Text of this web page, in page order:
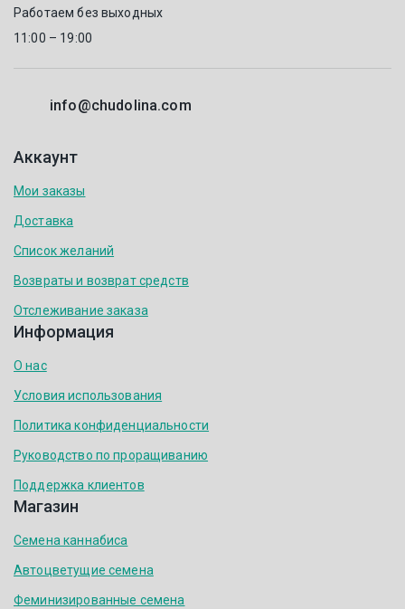
Работаем без выходных
11:00 – 19:00
info@chudolina.com
Аккаунт
Мои заказы
Доставка
Список желаний
Возвраты и возврат средств
Отслеживание заказа
Информация
О нас
Условия использования
Политика конфиденциальности
Руководство по проращиванию
Поддержка клиентов
Магазин
Семена каннабиса
Автоцветущие семена
Феминизированные семена